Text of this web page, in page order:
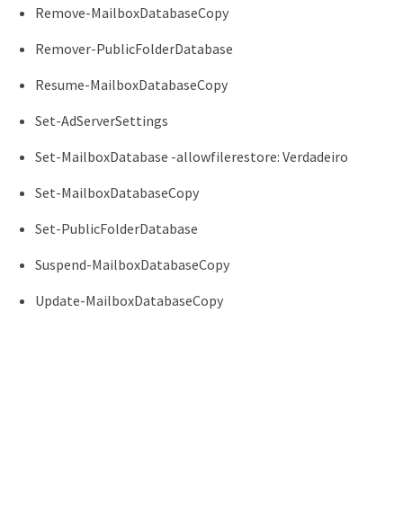
Remove-MailboxDatabaseCopy
Remover-PublicFolderDatabase
Resume-MailboxDatabaseCopy
Set-AdServerSettings
Set-MailboxDatabase -allowfilerestore: Verdadeiro
Set-MailboxDatabaseCopy
Set-PublicFolderDatabase
Suspend-MailboxDatabaseCopy
Update-MailboxDatabaseCopy